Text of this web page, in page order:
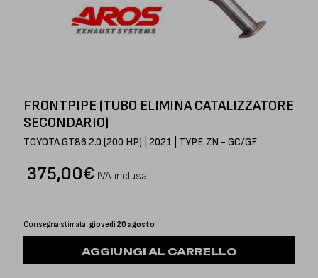
FRONTPIPE (TUBO ELIMINA CATALIZZATORE
SECONDARIO)
TOYOTA GT86 2.0 (200 HP) | 2021 | TYPE ZN - GC/GF
€
375,00 IVA inclusa
Consegna stimata: giovedì 20 agosto
AGGIUNGI AL CARRELLO